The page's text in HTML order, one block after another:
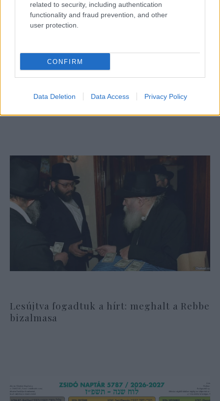
related to security, including authentication
functionality and fraud prevention, and other
user protection.
CONFIRM
Data Deletion Data Access Privacy Policy
Netanjahu emelte az árat: Izrael 2
milliárd forintot fizet minden egyes
nőt, aki túlélte gázai poklot
Lesújtva fogadtuk a hírt: meghalt a Rebbe
bizalmasa